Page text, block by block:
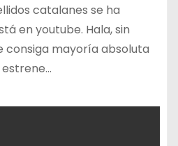
catalanes se ha
en youtube. Hala, sin
consiga mayoría absoluta